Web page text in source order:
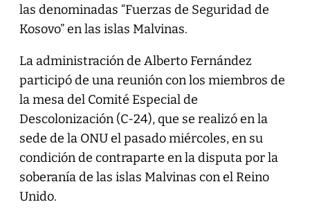
las denominadas “Fuerzas de Seguridad de
Kosovo” en las islas Malvinas.
La administración de Alberto Fernández
participó de una reunión con los miembros de
la mesa del Comité Especial de
Descolonización (C-24), que se realizó en la
sede de la ONU el pasado miércoles, en su
condición de contraparte en la disputa por la
soberanía de las islas Malvinas con el Reino
Unido.